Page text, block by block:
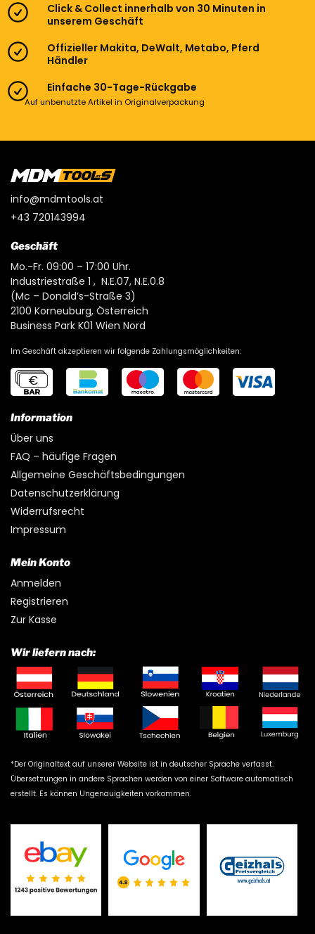
Click & Collect innerhalb von 30 Minuten in
unserem Geschäft
Offizieller Makita, DeWalt, Metabo, Pferd
Händler
Einfache 30-Tage-Rückgabe
Auf unbenutzte Artikel in Originalverpackung
info@mdmtools.at
+43 720143994
Geschäft
Mo.-Fr. 09:00 – 17:00 Uhr.
Industriestraße 1 , N.E.07, N.E.0.8
(Mc – Donald’s-Straße 3)
2100 Korneuburg, Österreich
Business Park K01 Wien Nord
Im Geschäft akzeptieren wir folgende Zahlungsmöglichkeiten:
Information
Über uns
FAQ – häufige Fragen
Allgemeine Geschäftsbedingungen
Datenschutzerklärung
Widerrufsrecht
Impressum
Mein Konto
Anmelden
Registrieren
Zur Kasse
Wir liefern nach:
*Der Originaltext auf unserer Website ist in deutscher Sprache verfasst.
Übersetzungen in andere Sprachen werden von einer Software automatisch
erstellt. Es können Ungenauigkeiten vorkommen.